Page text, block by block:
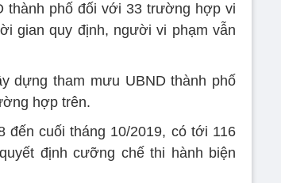
thành phố đối với 33 trường hợp vi
gian quy định, người vi phạm vẫn
dựng tham mưu UBND thành phố
hợp trên.
đến cuối tháng 10/2019, có tới 116
định cưỡng chế thi hành biện